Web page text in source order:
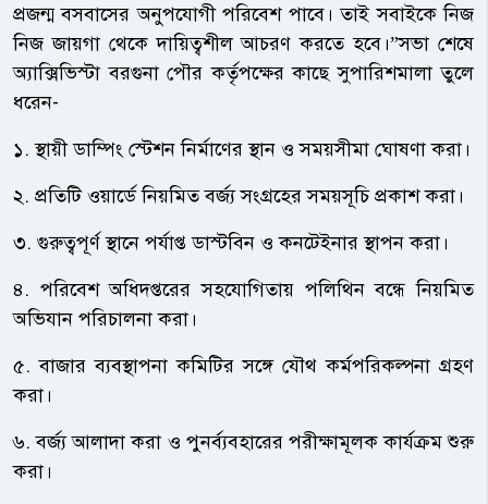
প্রজন্ম বসবাসের অনুপযোগী পরিবেশ পাবে। তাই সবাইকে নিজ
নিজ জায়গা থেকে দায়িত্বশীল আচরণ করতে হবে।”সভা শেষে
অ্যাক্সিভিস্টা বরগুনা পৌর কর্তৃপক্ষের কাছে সুপারিশমালা তুলে
ধরেন-
১. স্থায়ী ডাম্পিং স্টেশন নির্মাণের স্থান ও সময়সীমা ঘোষণা করা।
২. প্রতিটি ওয়ার্ডে নিয়মিত বর্জ্য সংগ্রহের সময়সূচি প্রকাশ করা।
৩. গুরুত্বপূর্ণ স্থানে পর্যাপ্ত ডাস্টবিন ও কনটেইনার স্থাপন করা।
৪. পরিবেশ অধিদপ্তরের সহযোগিতায় পলিথিন বন্ধে নিয়মিত
অভিযান পরিচালনা করা।
৫. বাজার ব্যবস্থাপনা কমিটির সঙ্গে যৌথ কর্মপরিকল্পনা গ্রহণ
করা।
৬. বর্জ্য আলাদা করা ও পুনর্ব্যবহারের পরীক্ষামূলক কার্যক্রম শুরু
করা।